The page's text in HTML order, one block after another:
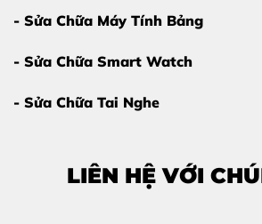
- Sửa Chữa Máy Tính Bảng
- Sửa Chữa Smart Watch
- Sửa Chữa Tai Nghe
LIÊN HỆ VỚI